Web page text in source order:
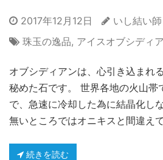
2017年12月12日
いし結い
珠玉の逸品, アイスオブシディ
オブシディアンは、心引き込まれ
秘めた石です。 世界各地の火山帯
で、急速に冷却した為に結晶化
無いところではオニキスと間違え
続きを読む